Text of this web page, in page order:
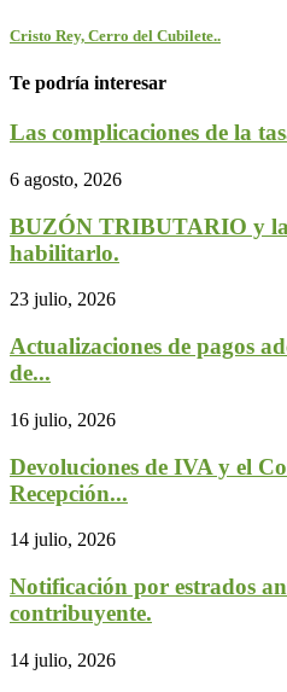
Cristo Rey, Cerro del Cubilete..
Te podría interesar
Las complicaciones de la
6 agosto, 2026
BUZÓN TRIBUTARIO y
habilitarlo.
23 julio, 2026
Actualizaciones de pagos
de...
16 julio, 2026
Devoluciones de IVA y el
Recepción...
14 julio, 2026
Notificación por estrados
contribuyente.
14 julio, 2026